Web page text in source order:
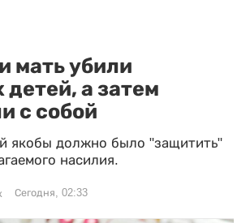
мать убили
а затем
с собой
якобы должно было "защитить"
насилия.
Сегодня, 02:33